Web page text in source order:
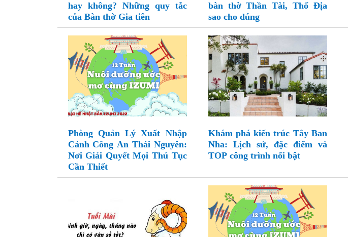
hay không? Những quy tắc
của Bàn thờ Gia tiên
bàn thờ Thần Tài, Thổ Địa
sao cho đúng
Phòng Quản Lý Xuất Nhập
Cảnh Công An Thái Nguyên:
Nơi Giải Quyết Mọi Thủ Tục
Cần Thiết
Khám phá kiến trúc Tây Ban
Nha: Lịch sử, đặc điểm và
TOP công trình nổi bật